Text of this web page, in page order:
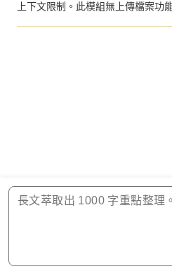
上下文限制。此模組無上傳檔案功